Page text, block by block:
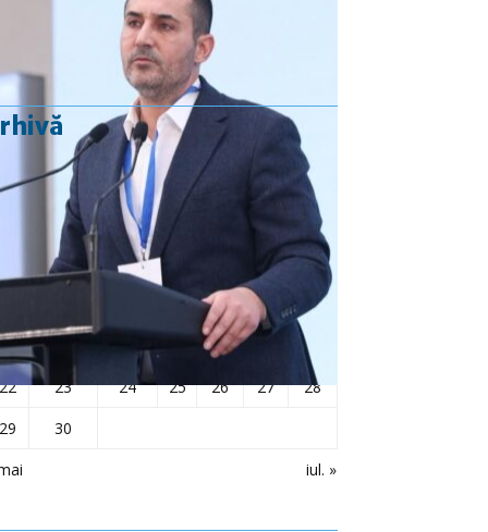
iunie 2026
Ma Mi D
iul. »
2 3 6
7
11 12 13
14
19
21
23 24 25 26 27
28
29
30